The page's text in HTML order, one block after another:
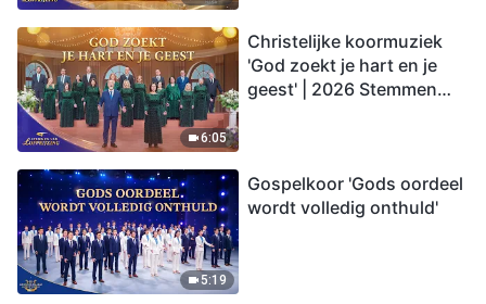
6:05
Christelijke koormuziek
'God zoekt je hart en je
geest' | 2026 Stemmen
5:19
Gospelkoor 'Gods oordeel
wordt volledig onthuld'